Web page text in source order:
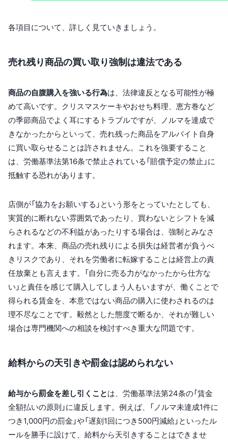
各項目について、詳しく見ていきましょう。
売れ残り商品の買い取り強制は違法である
商品の自腹購入を強いる行為は、法律違反となる可能性が極
めて高いです。クリスマスケーキやおせち料理、恵方巻など
の季節商品でよく耳にするトラブルですが、ノルマを達成で
きなかったからといって、売れ残った商品をアルバイト自身
に買い取らせることは許されません。これを強要すること
は、労働基準法第16条で禁止されている「賠償予定の禁止」に
抵触する恐れがあります。
店側が「協力をお願いする」という形をとっていたとしても、
実質的に断れない雰囲気であったり、買わないとシフトを減
らされるなどの不利益があったりする場合は、強制とみなさ
れます。本来、商品の売れ残りによる損失は経営者が負うべ
きリスクであり、それを労働者に転嫁することは経営上の責
任放棄とも言えます。「自分に売る力がなかったから仕方な
い」と責任を感じて購入してしまう人もいますが、働くことで
得られる賃金を、本意ではない商品の購入に使わされるのは
理不尽なことです。毅然とした態度で断るか、それが難しい
場合は専門機関への相談を検討すべき重大な問題です。
給料からの天引きや罰金は認められない
給与から罰金を差し引くことは、労働基準法第24条の「賃金
全額払いの原則」に違反します。例えば、「ノルマ未達成1件に
つき1,000円の罰金」や「遅刻1回につき500円減給」といったル
ールを勝手に設けて、給料から天引きすることはできませ